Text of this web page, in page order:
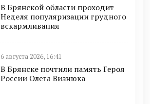
В Брянской области проходит
Неделя популяризации грудного
вскармливания
6 августа 2026, 16:41
В Брянске почтили память Героя
России Олега Визнюка